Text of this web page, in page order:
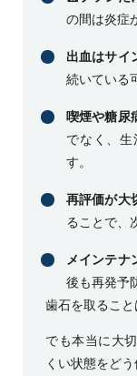
の間は炎症
出血はサイ
続いている
喫煙や糖尿
でなく、生
す。
再評価が大
ることで、
メインテナ
後も再発予
歯石を取ること
でも本当に大
くい状態をどう